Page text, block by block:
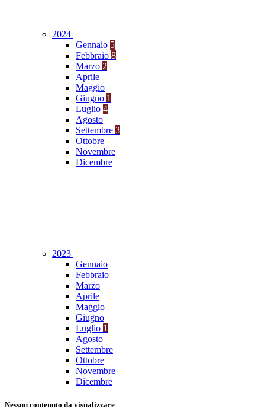
2024
Gennaio 5
Febbraio 8
Marzo 2
Aprile
Maggio
Giugno 1
Luglio 4
Agosto
Settembre 3
Ottobre
Novembre
Dicembre
2023
Gennaio
Febbraio
Marzo
Aprile
Maggio
Giugno
Luglio 1
Agosto
Settembre
Ottobre
Novembre
Dicembre
Nessun contenuto da visualizzare